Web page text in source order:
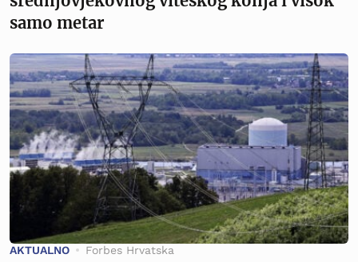
samo metar
AKTUALNO Forbes Hrvatska